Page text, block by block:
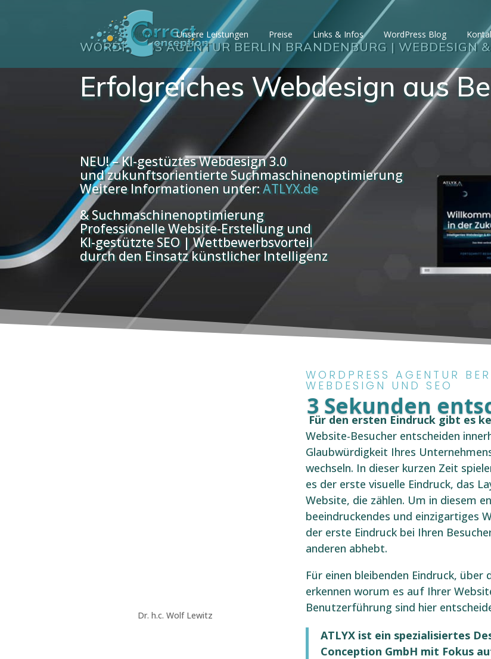
Home Unsere Leistungen Preise Links & Infos WordPress Blog
WORDPRESS AGENTUR BERLIN BRANDENBURG | WEBDESIGN
Erfolgreiches Webdesign aus
NEU! – KI-gestüztes Webdesign 3.0
und zukunftsorientierte Suchmaschinenoptimierung
Weitere Informationen unter:ATLYX.de
& Suchmaschinenoptimierung
Professionelle Website-Erstellung und
KI-gestützte SEO | Wettbewerbsvorteil
durch den Einsatz künstlicher Intelligenz
Dr. h.c. Wolf Lewitz
WORDPRESS AGENTUR
WEBDESIGN UND SEO
3 Sekunden
Für den ersten Eindruck gibt es
Website-Besucher entscheiden
Glaubwürdigkeit Ihres
wechseln. In dieser kurzen Zeit
es der erste visuelle Eindruck, das
Website, die zählen. Um in diesem
beeindruckendes und einzigartiges
der erste Eindruck bei Ihren
anderen abhebt.
Für einen bleibenden Eindruck,
erkennen worum es auf Ihrer
Benutzerführung sind hier
ATLYX ist ein spezialisiertes
Conception GmbH mit Fokus